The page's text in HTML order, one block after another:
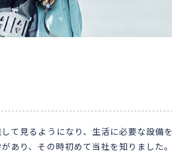
て見るようになり、生活に必要な設備
あり、その時初めて当社を知りました